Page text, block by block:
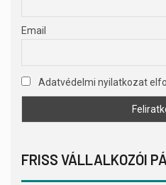
Email
Adatvédelmi nyilatkozat
FRISS VÁLLALKOZÓI